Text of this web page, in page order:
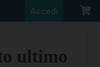
Accedi
ultimo